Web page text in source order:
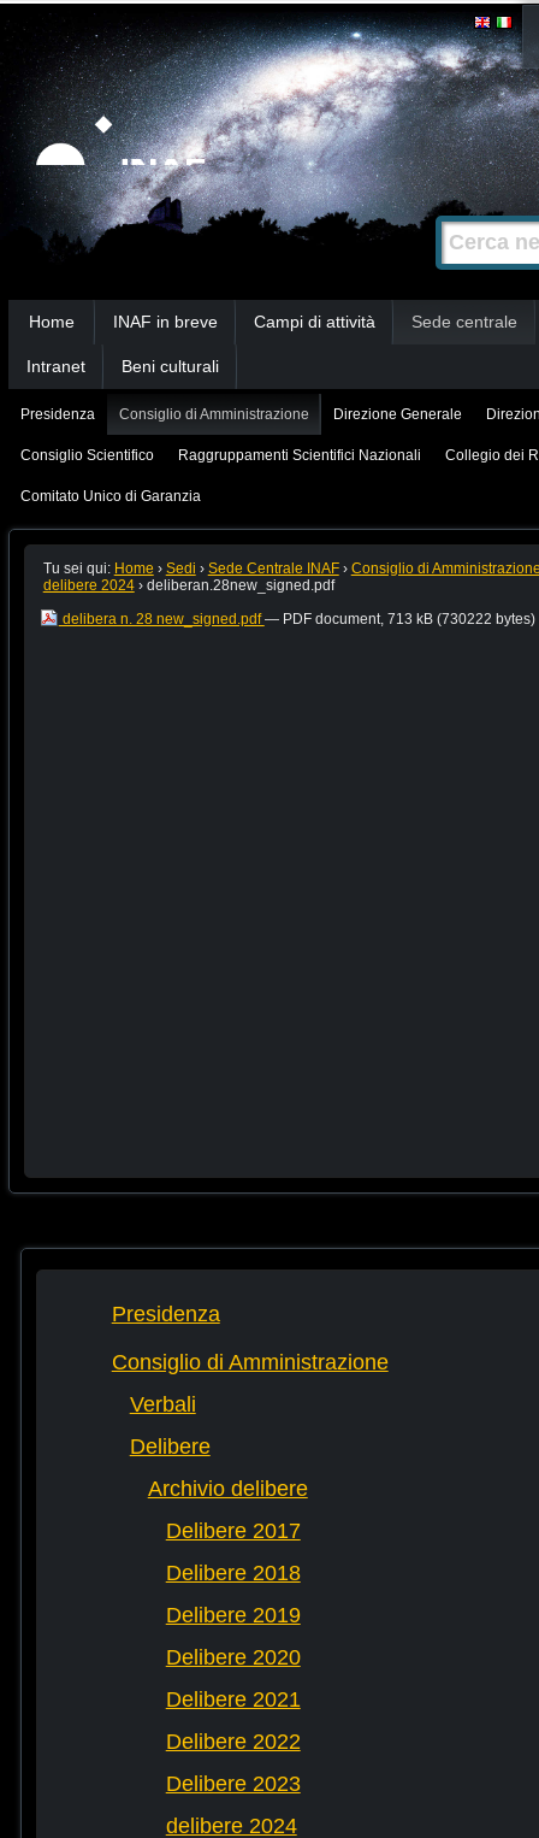
Strumenti
personali
Salta
contenuti.
|
Salta
alla
navigazione
Cerca nel
Ricerca
avanzata…
Home INAF in breve Campi di attività Sede centrale
Intranet Beni culturali
Presidenza Consiglio di Amministrazione Direzione Generale
Consiglio Scientifico Raggruppamenti Scientifici Nazionali Collegio dei
Comitato Unico di Garanzia
Tu sei qui: Home › Sedi › Sede Centrale INAF › Consiglio di
delibere 2024 › deliberan.28new_signed.pdf
delibera n. 28 new_signed.pdf— PDF document, 713 kB (730222 bytes)
Presidenza
Consiglio di Amministrazione
Verbali
Delibere
Archivio delibere
Delibere 2017
Delibere 2018
Delibere 2019
Delibere 2020
Delibere 2021
Delibere 2022
Delibere 2023
delibere 2024